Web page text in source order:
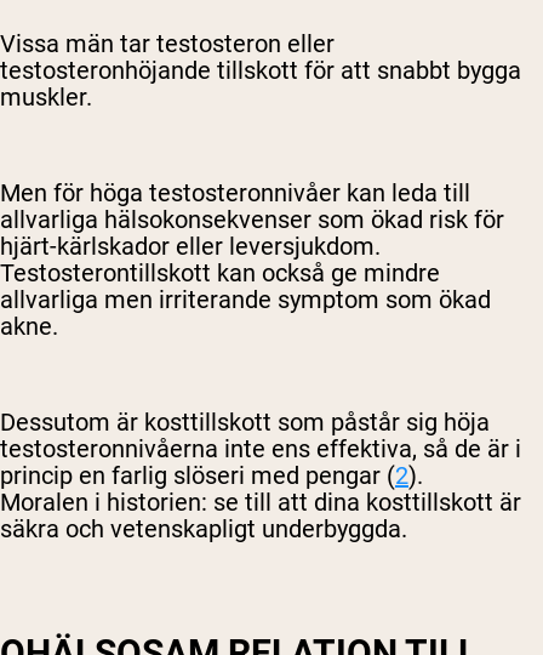
Vissa män tar testosteron eller
testosteronhöjande tillskott för att snabbt bygga
muskler.
Men för höga testosteronnivåer kan leda till
allvarliga hälsokonsekvenser som ökad risk för
hjärt-kärlskador eller leversjukdom.
Testosterontillskott kan också ge mindre
allvarliga men irriterande symptom som ökad
akne.
Dessutom är kosttillskott som påstår sig höja
testosteronnivåerna inte ens effektiva, så de är i
princip en farlig slöseri med pengar (2).
Moralen i historien: se till att dina kosttillskott är
säkra och vetenskapligt underbyggda.